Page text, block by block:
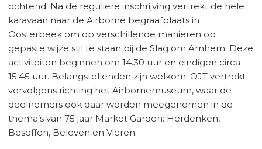
ochtend. Na de reguliere inschrijving vertrekt de hele
karavaan naar de Airborne begraafplaats in
Oosterbeek om op verschillende manieren op
gepaste wijze stil te staan bij de Slag om Arnhem. Deze
activiteiten beginnen om 14.30 uur en eindigen circa
15.45 uur. Belangstellenden zijn welkom. OJT vertrekt
vervolgens richting het Airbornemuseum, waar de
deelnemers ook daar worden meegenomen in de
thema’s van 75 jaar Market Garden: Herdenken,
Beseffen, Beleven en Vieren.